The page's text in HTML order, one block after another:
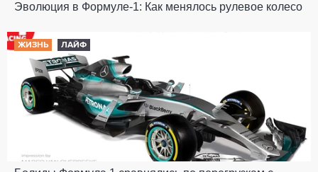
Эволюция в Формуле-1: Как менялось рулевое колесо
ЖИЗНЬ ЛАЙФ